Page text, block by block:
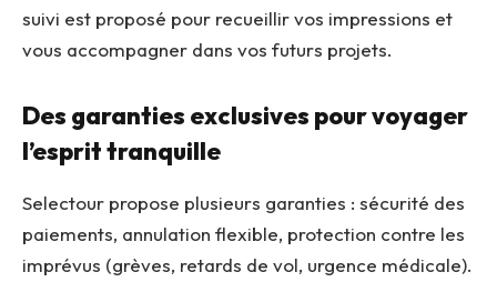
suivi est proposé pour recueillir vos impressions et
vous accompagner dans vos futurs projets.
Des garanties exclusives pour voyager
l’esprit tranquille
Selectour propose plusieurs garanties : sécurité des
paiements, annulation flexible, protection contre les
imprévus (grèves, retards de vol, urgence médicale).